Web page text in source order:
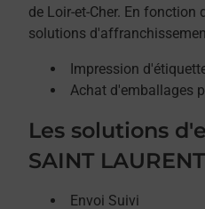
de Loir-et-Cher. En
solutions
Impression
Achat d'emballages
Les solutions
SAINT
Envoi Suivi